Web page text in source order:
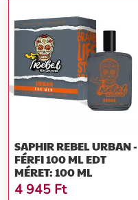
SAPHIR REBEL URBAN -
FÉRFI 100 ML EDT
MÉRET: 100 ML
4 945 Ft